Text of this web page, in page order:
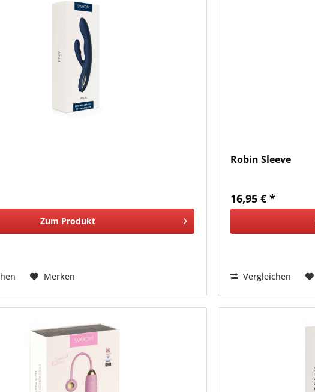
Zum Produkt
Merken
Robin Sleeve
16,95 € *
Vergleichen